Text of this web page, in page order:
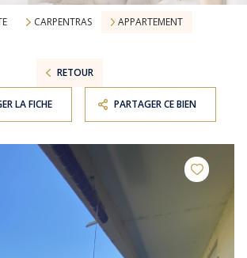
CARPENTRAS APPARTEMENT
RETOUR
LA FICHE PARTAGER CE BIEN